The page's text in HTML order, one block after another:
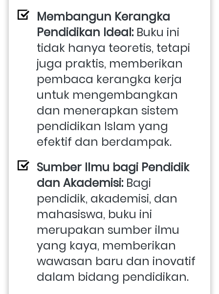
Membangun Kerangka
Pendidikan Ideal: Buku ini
tidak hanya teoretis, tetapi
juga praktis, memberikan
pembaca kerangka kerja
untuk mengembangkan
dan menerapkan sistem
pendidikan Islam yang
efektif dan berdampak.
Sumber Ilmu bagi Pendidik
dan Akademisi: Bagi
pendidik, akademisi, dan
mahasiswa, buku ini
merupakan sumber ilmu
yang kaya, memberikan
wawasan baru dan inovatif
dalam bidang pendidikan.